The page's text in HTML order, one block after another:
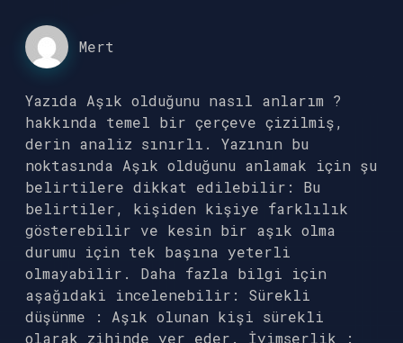
Mert
Yazıda Aşık olduğunu nasıl anlarım ?
hakkında temel bir çerçeve çizilmiş,
derin analiz sınırlı. Yazının bu
noktasında Aşık olduğunu anlamak için şu
belirtilere dikkat edilebilir: Bu
belirtiler, kişiden kişiye farklılık
gösterebilir ve kesin bir aşık olma
durumu için tek başına yeterli
olmayabilir. Daha fazla bilgi için
aşağıdaki incelenebilir: Sürekli
düşünme : Aşık olunan kişi sürekli
olarak zihinde yer eder. İyimserlik :